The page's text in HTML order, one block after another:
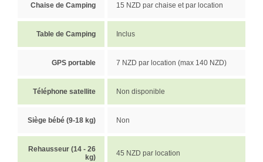
Chaise de Camping 15 NZD par chaise et par location
Table de Camping Inclus
GPS portable 7 NZD par location (max 140 NZD)
Téléphone satellite Non disponible
Siège bébé (9-18 kg) Non
Rehausseur (14 - 26
kg)
45 NZD par location